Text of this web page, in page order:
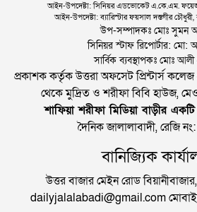
আইন-উপদেষ্টা: সিনিয়র এডভোকেট এ.কে.এম. ফয়েজ,
আইন-উপদেষ্টা: ব্যারিস্টার ফয়সাল দস্তগীর চৌধুরী,
উপ-সম্পাদকঃ মোঃ সুমন
সিনিয়র স্টাফ রিপোর্টার: মো:
সার্বিক ব্যবস্থাপকঃ মোঃ
প্রকাশক কর্তৃক উত্তরা অফসেট প্রিন্টার্স
থেকে মুদ্রিত ও শরীফা বিবি হাউজ,
শাফিয়া শরীফা মিডিয়া বাড়ীর একটি
দৈনিক জালালাবাদী, রেজি
বানিজ্যিক
উত্তর বাজার মেইন রোড
dailyjalalabadi@gmail.com